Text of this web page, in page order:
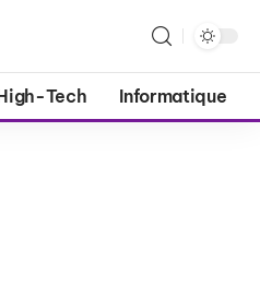
Tech Informatique